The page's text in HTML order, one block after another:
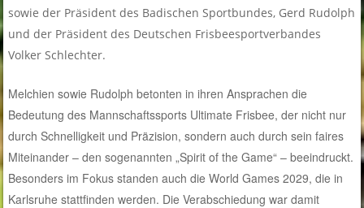
sowie der Präsident des Badischen Sportbundes, Gerd Rudolph
und der Präsident des Deutschen Frisbeesportverbandes
Volker Schlechter.
Melchien sowie Rudolph betonten in ihren Ansprachen die
Bedeutung des Mannschaftssports Ultimate Frisbee, der nicht nur
durch Schnelligkeit und Präzision, sondern auch durch sein faires
Miteinander – den sogenannten „Spirit of the Game“ – beeindruckt.
Besonders im Fokus standen auch die World Games 2029, die in
Karlsruhe stattfinden werden. Die Verabschiedung war damit